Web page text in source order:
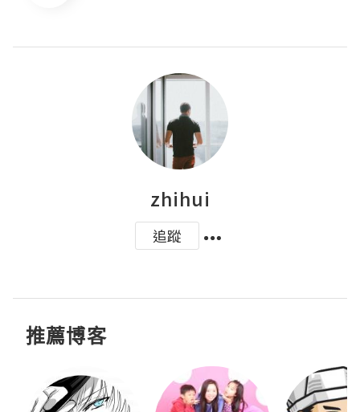
zhihui
追蹤
推薦博客